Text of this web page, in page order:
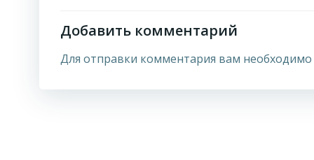
Добавить комментарий
Для отправки комментария вам необходимо